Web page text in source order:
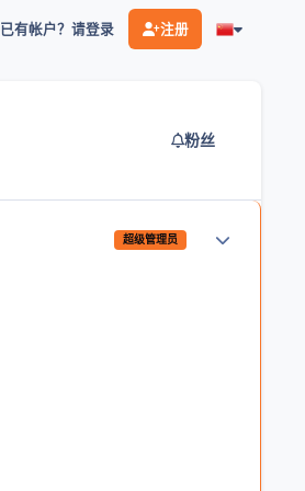
已有帐户？请登录 注册
粉丝
超级管理员